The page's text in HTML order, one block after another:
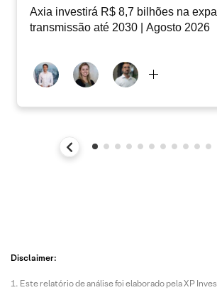
Axia investirá R$ 8,7 bilhões na
transmissão até 2030 | Agosto 2026
Disclaimer:
Este relatório de análise foi elaborado pela XP